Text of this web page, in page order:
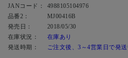
JANコード：
4988105104976
品番2：
MJ00416B
発売日：
2018/05/30
在庫状況：
在庫あり
発送時期：
ご注文後、3～4営業日で発送